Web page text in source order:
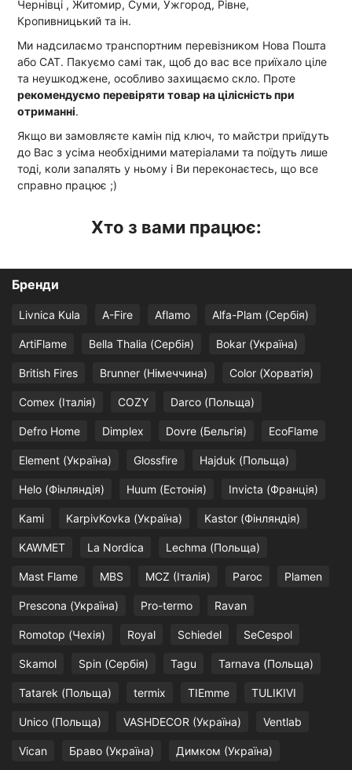
Чернівці , Житомир, Суми, Ужгород, Рівне,
Кропивницький та ін.
Ми надсилаємо транспортним перевізником Нова Пошта
або САТ. Пакуємо самі так, щоб до вас все приїхало ціле
та неушкоджене, особливо захищаємо скло. Проте
рекомендуємо перевіряти товар на цілісність при
отриманні.
Якщо ви замовляєте камін під ключ, то майстри приїдуть
до Вас з усіма необхідними матеріалами та поїдуть лише
тоді, коли запалять у ньому і Ви переконаєтесь, що все
справно працює ;)
Хто з вами працює:
Бренди
Livnica Kula A-Fire Aflamo Alfa-Plam (Сербія)
ArtiFlame Bella Thalia (Сербія) Bokar (Україна)
British Fires Brunner (Німеччина) Color (Хорватія)
Comex (Італія) COZY Darco (Польща)
Defro Home Dimplex Dovre (Бельгія) EcoFlame
Element (Україна) Glossfire Hajduk (Польща)
Helo (Фінляндія) Huum (Естонія) Invicta (Франція)
Kami KarpivKovka (Україна) Kastor (Фінляндія)
KAWMET La Nordica Lechma (Польща)
Mast Flame MBS MCZ (Італія) Paroc Plamen
Prescona (Україна) Pro-termo Ravan
Romotop (Чехія) Royal Schiedel SeCespol
Skamol Spin (Сербія) Tagu Tarnava (Польща)
Tatarek (Польща) termix TIEmme TULIKIVI
Unico (Польща) VASHDECOR (Україна) Ventlab
Vican Браво (Україна) Димком (Україна)